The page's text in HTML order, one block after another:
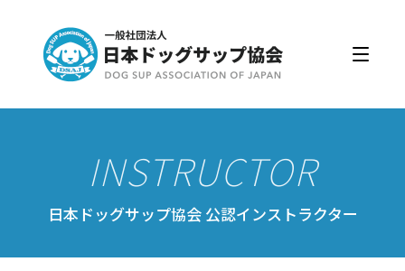
入会・更新
公認スクール・インストラクター
公認スクール案内
日本ドッグサップ協会 公認インストラクター